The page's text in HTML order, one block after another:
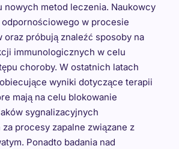
nowych metod leczenia. Naukowcy
odpornościowego w procesie
oraz próbują znaleźć sposoby na
immunologicznych w celu
choroby. W ostatnich latach
obiecujące wyniki dotyczące terapii
mają na celu blokowanie
sygnalizacyjnych
procesy zapalne związane z
Ponadto badania nad